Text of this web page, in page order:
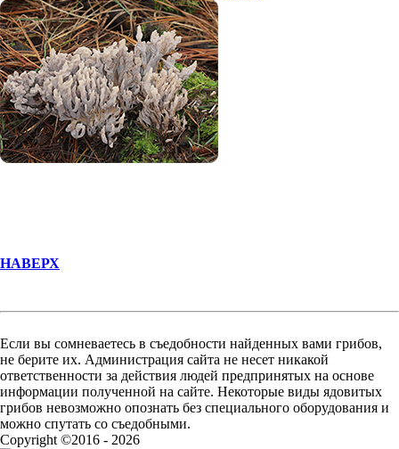
НАВЕРХ
Если вы сомневаетесь в съедобности найденных вами грибов,
не берите их. Администрация сайта не несет никакой
ответственности за действия людей предпринятых на основе
информации полученной на сайте. Некоторые виды ядовитых
грибов невозможно опознать без специального оборудования и
можно спутать со съедобными.
Copyright ©2016 - 2026